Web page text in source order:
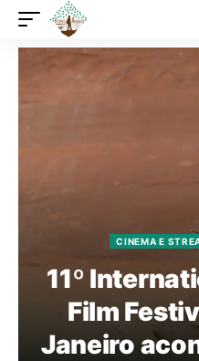
CINEMA E
11º
Film
Janeiro